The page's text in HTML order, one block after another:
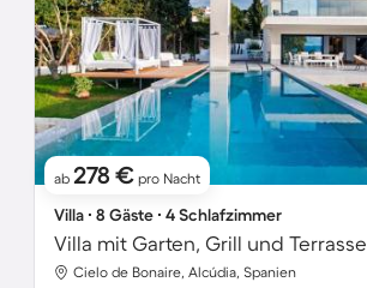
ab 278 € pro Nacht
Villa ∙ 8 Gäste ∙ 4 Schlafzimmer
Villa mit Garten, Grill und Terrasse
Cielo de Bonaire, Alcúdia, Spanien